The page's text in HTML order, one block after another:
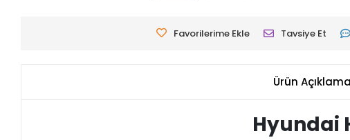
Favorilerime Ekle Tavsiye Et
Ürün
Hyundai